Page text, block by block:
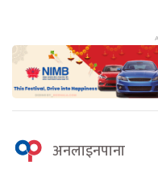
अनलाइनपाना